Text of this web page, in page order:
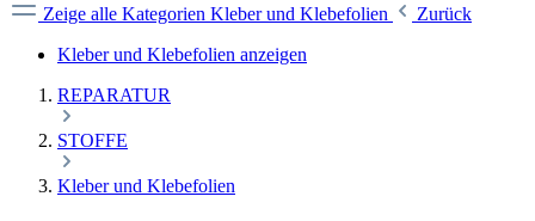
Zeige alle Kategorien Kleber und Klebefolien
Zurück
Kleber und Klebefolien anzeigen
REPARATUR
STOFFE
Kleber und Klebefolien